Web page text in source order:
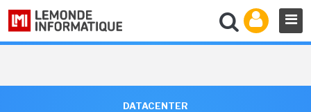
DATACENTER